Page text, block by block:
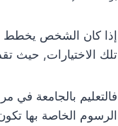
إذا كان الشخص يخطط
تلك الاختيارات, حيث
فالتعليم بالجامعة في
الرسوم الخاصة بها